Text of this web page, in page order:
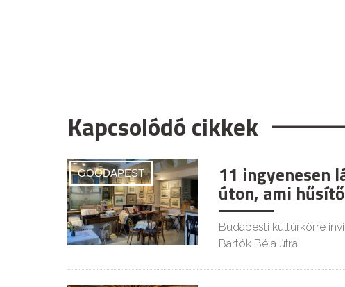
Kapcsolódó cikkek
GOODAPEST 11 ingyenesen
úton, ami
Budapesti kultúrkörre
Bartók Béla útra.